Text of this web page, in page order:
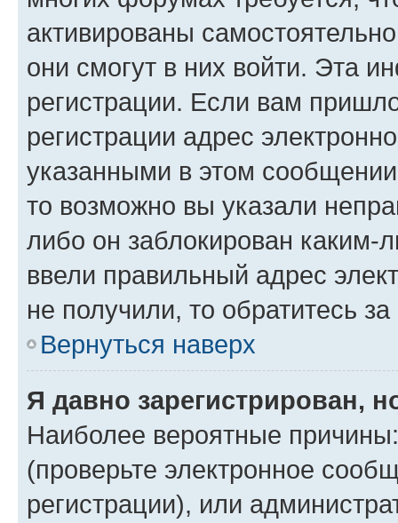
активированы
они смогут в них войти. Эта
регистрации. Если вам
регистрации адрес
указанными в этом
то возможно вы указали
либо он заблокирован
ввели правильный адрес
не получили, то обратитесь
Вернуться наверх
Я давно зарегистрирован,
Наиболее вероятные
(проверьте электронное
регистрации), или